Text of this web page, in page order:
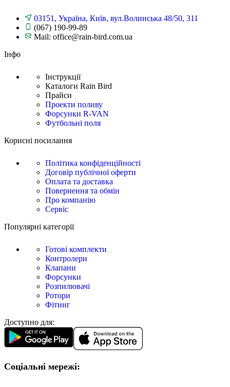
03151, Україна, Київ, вул.Волинська 48/50, 311
(067) 190-99-89
Mail: office@rain-bird.com.ua
Інфо
Інструкції
Каталоги Rain Bird
Прайси
Проекти поливу
Форсунки R-VAN
Футбольні поля
Корисні посилання
Політика конфіденційності
Договір публічної оферти
Оплата та доставка
Повернення та обмін
Про компанію
Сервіс
Популярні категорії
Готові комплекти
Контролери
Клапани
Форсунки
Розпилювачі
Ротори
Фітинг
Доступно для:
Соціальні мережі: